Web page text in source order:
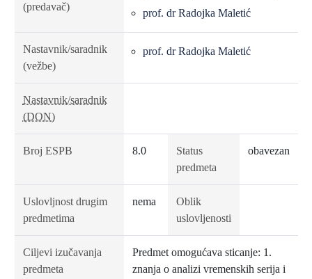
(predavač)
prof. dr Radojka Maletić
Nastavnik/saradnik
(vežbe)
prof. dr Radojka Maletić
Nastavnik/saradnik
(DON)
Broj ESPB 8.0
Status
predmeta
obavezan
Uslovljnost drugim
predmetima
nema
Oblik
uslovljenosti
Ciljevi izučavanja
predmeta
Predmet omogućava sticanje: 1.
znanja o analizi vremenskih serija i